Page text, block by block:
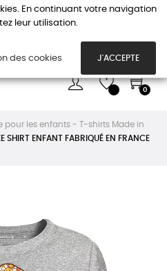
la
0
pour les enfants - T-shirts Made in
SHIRT ENFANT FABRIQUÉ EN FRANCE
En continuant votre navigation
leur utilisation.
des cookies J'ACCEPTE